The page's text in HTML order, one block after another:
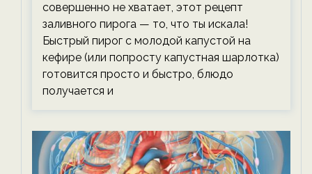
совершенно не хватает, этот рецепт
заливного пирога — то, что ты искала!
Быстрый пирог с молодой капустой на
кефире (или попросту капустная шарлотка)
готовится просто и быстро, блюдо
получается и